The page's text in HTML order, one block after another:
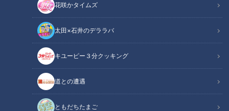
花咲かタイムズ
太田×石井のデララバ
キユーピー３分クッキング
道との遭遇
ともだちたまご
金丸夢斗投手(C)CBCテレビ
この記事の画像